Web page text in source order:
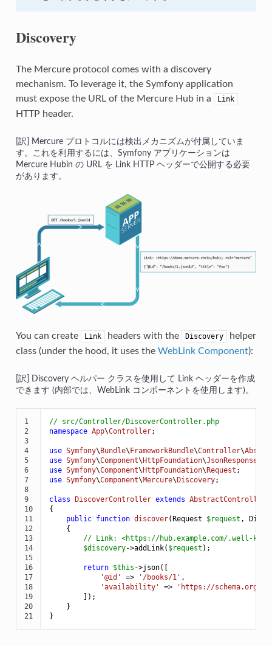
Discovery
The Mercure protocol comes with a discovery
mechanism. To leverage it, the Symfony application
must expose the URL of the Mercure Hub in a
Link
HTTP header.
Mercure プロトコルには検出メカニズムが付属していま
す。これを利用するには、Symfony アプリケーションは
Mercure Hubin の URL を Link HTTP ヘッダーで公開する必要
があります。
You can create Link headers with the Discovery
helper
class (under the hood, it uses the WebLink Component):
Discovery ヘルパー クラスを使用して Link ヘッダーを作成
できます (内部では、WebLink コンポーネントを使用します)。
1
2
3
4
5
6
7
8
9
10
11
12
13
14
15
16
17
18
19
20
21
// src/Controller/DiscoverController.php
namespace App\Controller;
use Symfony\ Bundle\ FrameworkBundle\Controller\
use Symfony\Component\ HttpFoundation\JsonResponse
use Symfony\Component\ HttpFoundation\ Request
use Symfony\Component\Mercure\ Discovery;
class DiscoverController extends AbstractController
{
public function discover(Request $request ,
{
// Link: <https://hub.example.com/.well-
$discovery->addLink( $request );
return $this ->json([
'@id'
=> '/books/1' ,
'availability'
=>
'https://schema.org/
        ]);
    }
}